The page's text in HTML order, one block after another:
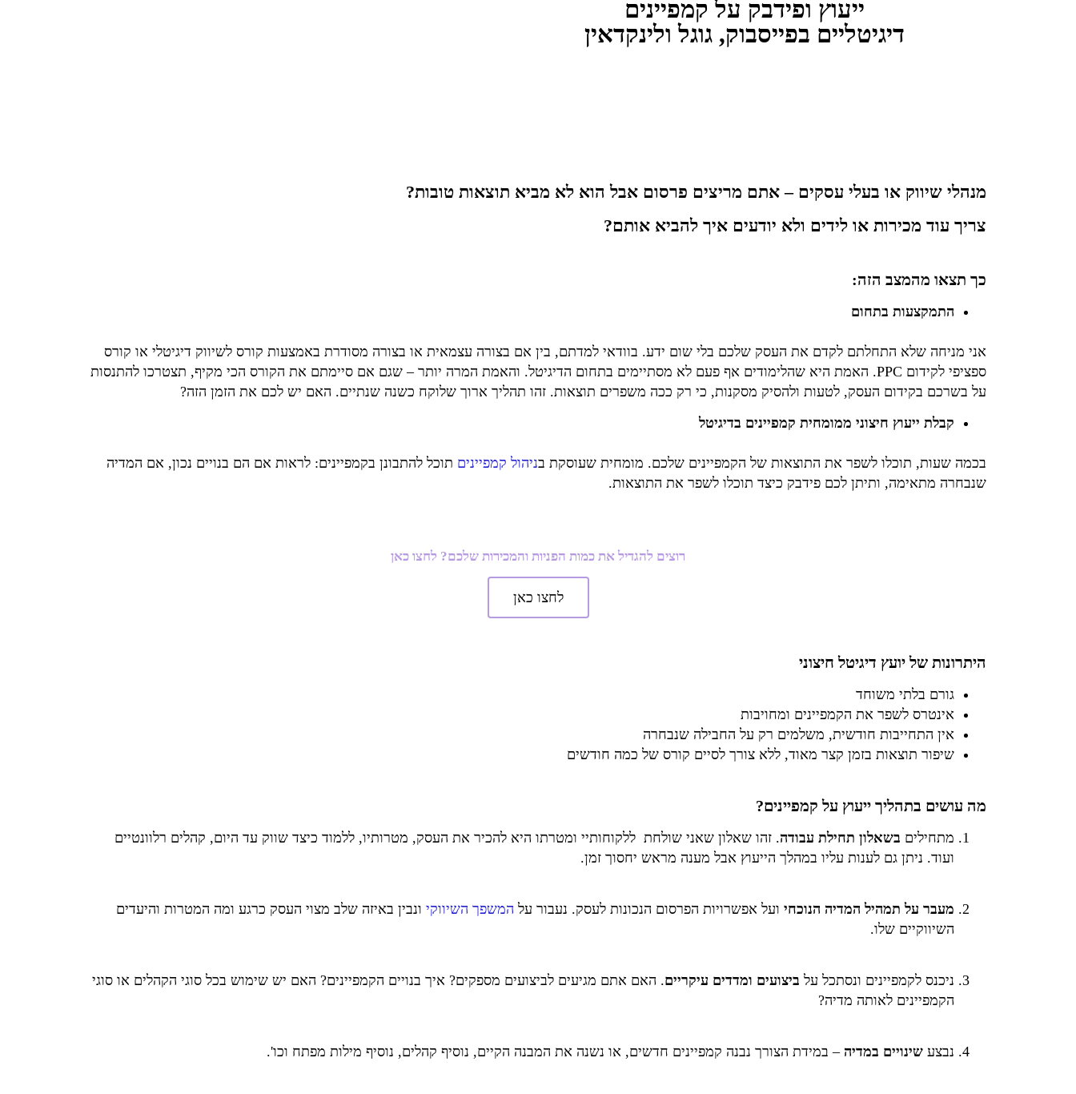
ייעוץ ופידבק על קמפיינים
דיגיטליים בפייסבוק, גוגל ולינקדאין
מנהלי שיווק או בעלי עסקים – אתם מריצים פרסום אבל הוא לא מביא תוצאות טובות?
צריך עוד מכירות או לידים ולא יודעים איך להביא אותם?
כך תצאו מהמצב הזה:
התמקצעות בתחום
אני מניחה שלא התחלתם לקדם את העסק שלכם בלי שום ידע. בוודאי למדתם, בין אם בצורה עצמאית או בצורה מסודרת באמצעות קורס לשיווק דיגיטלי או קורס
ספציפי לקידום PPC. האמת היא שהלימודים אף פעם לא מסתיימים בתחום הדיגיטל. והאמת המרה יותר – שגם אם סיימתם את הקורס הכי מקיף, תצטרכו להתנסות
על בשרכם בקידום העסק, לטעות ולהסיק מסקנות, כי רק ככה משפרים תוצאות. זהו תהליך ארוך שלוקח כשנה שנתיים. האם יש לכם את הזמן הזה?
קבלת ייעוץ חיצוני ממומחית קמפיינים בדיגיטל
בכמה שעות, תוכלו לשפר את התוצאות של הקמפיינים שלכם. מומחית שעוסקת בניהול קמפיינים תוכל להתבונן בקמפיינים: לראות אם הם בנויים נכון, אם המדיה
שנבחרה מתאימה, ותיתן לכם פידבק כיצד תוכלו לשפר את התוצאות.
רוצים להגדיל את כמות הפניות והמכירות שלכם? לחצו כאן
לחצו כאן
היתרונות של יועץ דיגיטל חיצוני
גורם בלתי משוחד
אינטרס לשפר את הקמפיינים ומחויבות
אין התחייבות חודשית, משלמים רק על החבילה שנבחרה
שיפור תוצאות בזמן קצר מאוד, ללא צורך לסיים קורס של כמה חודשים
מה עושים בתהליך ייעוץ על קמפיינים?
מתחילים בשאלון תחילת עבודה. זהו שאלון שאני שולחת ללקוחותיי ומטרתו היא להכיר את העסק, מטרותיו, ללמוד כיצד שווק עד היום, קהלים רלוונטיים
ועוד. ניתן גם לענות עליו במהלך הייעוץ אבל מענה מראש יחסוך זמן.
מעבר על תמהיל המדיה הנוכחי ועל אפשרויות הפרסום הנכונות לעסק. נעבור על המשפך השיווקי ונבין באיזה שלב מצוי העסק כרגע ומה המטרות והיעדים
השיווקיים שלו.
ניכנס לקמפיינים ונסתכל על ביצועים ומדדים עיקריים. האם אתם מגיעים לביצועים מספקים? איך בנויים הקמפיינים? האם יש שימוש בכל סוגי הקהלים או סוגי
הקמפיינים לאותה מדיה?
נבצע שינויים במדיה – במידת הצורך נבנה קמפיינים חדשים, או נשנה את המבנה הקיים, נוסיף קהלים, נוסיף מילות מפתח וכו'.